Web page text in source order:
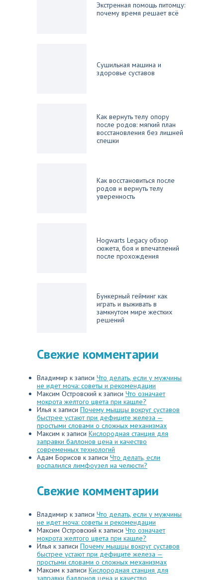
Экстренная помощь питомцу:
почему время решает всё
Сушильная машина и
здоровье суставов
Как вернуть телу опору
после родов: мягкий план
восстановления без лишней
спешки
Как восстановиться после
родов и вернуть телу
уверенность
Hogwarts Legacy обзор
сюжета, боя и впечатлений
после прохождения
Бункерный гейминг как
играть и выживать в
замкнутом мире жестких
решений
Свежие комментарии
Владимир к записи Что делать, если у мужчины
не идет моча: советы и рекомендации
Максим Островский к записи Что означает
мокрота желтого цвета при кашле?
Илья к записи Почему мышцы вокруг суставов
быстрее устают при дефиците железа —
простыми словами о сложных механизмах
Максим к записи Кислородная станция для
заправки баллонов цена и качество
современных технологий
Адам Борисов к записи Что делать, если
воспалился лимфоузел на челюсти?
Свежие комментарии
Владимир к записи Что делать, если у мужчины
не идет моча: советы и рекомендации
Максим Островский к записи Что означает
мокрота желтого цвета при кашле?
Илья к записи Почему мышцы вокруг суставов
быстрее устают при дефиците железа —
простыми словами о сложных механизмах
Максим к записи Кислородная станция для
заправки баллонов цена и качество